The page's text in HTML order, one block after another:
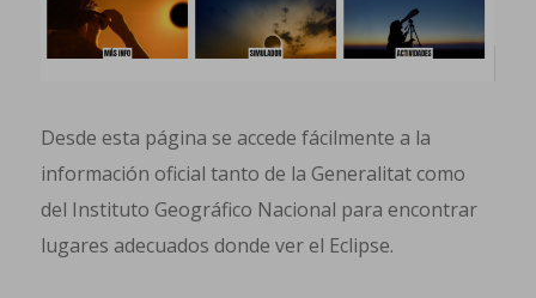
Desde esta página se accede fácilmente a la
información oficial tanto de la Generalitat como
del Instituto Geográfico Nacional para encontrar
lugares adecuados donde ver el Eclipse.